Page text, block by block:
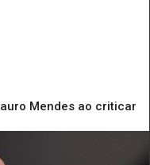
Mendes ao criticar